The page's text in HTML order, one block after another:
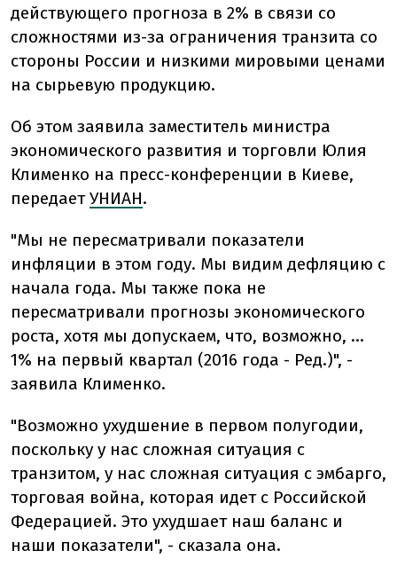
действующего прогноза в 2% в связи со
сложностями из-за ограничения транзита со
стороны России и низкими мировыми ценами
на сырьевую продукцию.
Об этом заявила заместитель министра
экономического развития и торговли Юлия
Клименко на пресс-конференции в Киеве,
передаетУНИАН.
"Мы не пересматривали показатели
инфляции в этом году. Мы видим дефляцию с
начала года. Мы также пока не
пересматривали прогнозы экономического
роста, хотя мы допускаем, что, возможно, …
1% на первый квартал (2016 года - Ред.)", -
заявила Клименко.
"Возможно ухудшение в первом полугодии,
поскольку у нас сложная ситуация с
транзитом, у нас сложная ситуация с эмбарго,
торговая война, которая идет с Российской
Федерацией. Это ухудшает наш баланс и
наши показатели", - сказала она.